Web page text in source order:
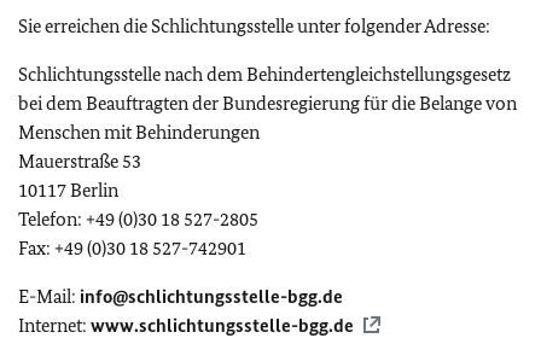
Sie erreichen die Schlichtungsstelle unter folgender Adresse:
Schlichtungsstelle nach dem Behindertengleichstellungsgesetz
bei dem Beauftragten der Bundesregierung für die Belange von
Menschen mit Behinderungen
Mauerstraße 53
10117 Berlin
Telefon: +49 (0)30 18 527-2805
Fax: +49 (0)30 18 527-742901
E-Mail: info@schlichtungsstelle-bgg.de
Internet: www.schlichtungsstelle-bgg.de